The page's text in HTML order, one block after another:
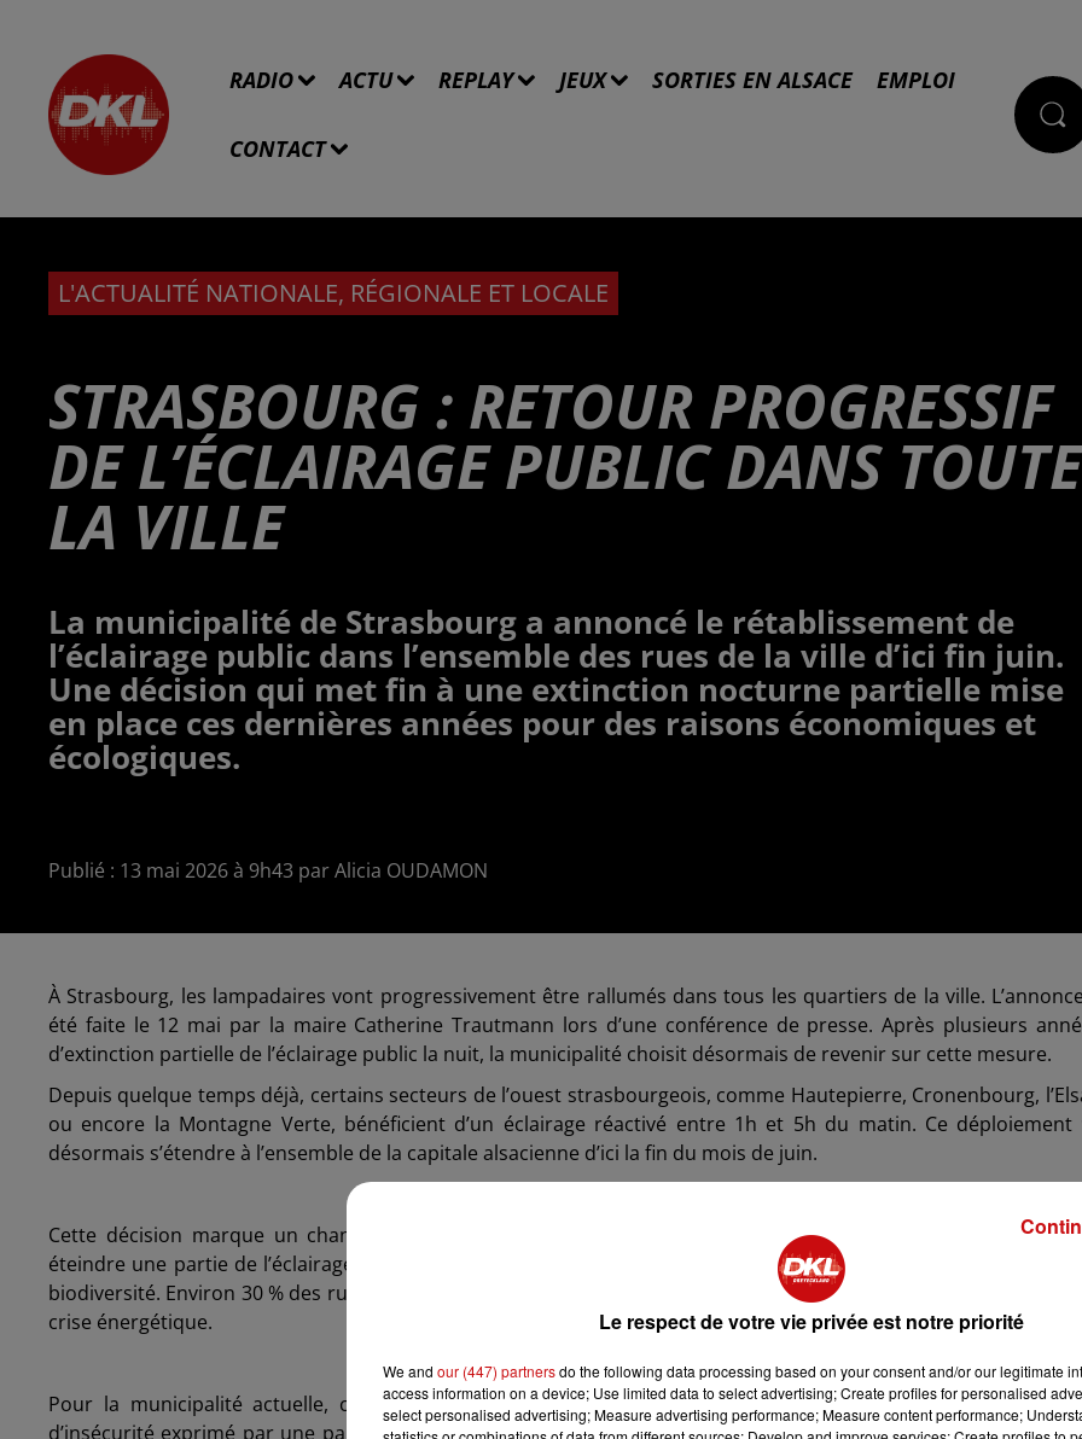
RADIO ACTU REPLAY JEUX SORTIES EN ALSACE EMPLOI
CONTACT
L'ACTUALITÉ NATIONALE, RÉGIONALE ET LOCALE
STRASBOURG : RETOUR PROGRESSIF
DE L’ÉCLAIRAGE PUBLIC DANS TOUTE
LA VILLE
La municipalité de Strasbourg a annoncé le rétablissement de
l’éclairage public dans l’ensemble des rues de la ville d’ici fin juin.
Une décision qui met fin à une extinction nocturne partielle mise
en place ces dernières années pour des raisons économiques et
écologiques.
Publié : 13 mai 2026 à 9h43 par Alicia OUDAMON
À Strasbourg, les lampadaires vont progressivement être rallumés dans tous les quartiers de la ville.
été faite le 12 mai par la maire Catherine Trautmann lors d’une conférence de presse. Après plusieurs
d’extinction partielle de l’éclairage public la nuit, la municipalité choisit désormais de revenir sur cette mesure.
Depuis quelque temps déjà, certains secteurs de l’ouest strasbourgeois, comme Hautepierre, Cronenbourg,
ou encore la Montagne Verte, bénéficient d’un éclairage réactivé entre 1h et 5h du matin. Ce déploiement
désormais s’étendre à l’ensemble de la capitale alsacienne d’ici la fin du mois de juin.
Cette décision marque un changement de cap par rapport à la politique menée auparavant, qui
éteindre une partie de l’éclairage nocturne afin de réduire la consommation d’énergie et de limiter l’impact sur
biodiversité. Environ 30 % des rues étaient concernées par cette extinction partielle, instaurée dans un contexte
crise énergétique.
Pour la municipalité actuelle, ce retour de la lumière répond avant tout à une demande liée au
d’insécurité exprimé par une partie de la population, notamment des habitantes. L’objectif affiché est de
Le respect de votre vie privée est notre priorité
We and our (447) partnersdo the following data processing based on your consent and/or our legitimate
access information on a device; Use limited data to select advertising; Create profiles for personalised
select personalised advertising; Measure advertising performance; Measure content performance;